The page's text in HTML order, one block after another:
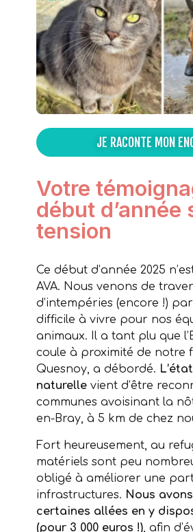
JE RACONTE MON
Votre
début d’année
tension
Ce début d’année 2025
AVA. Nous venons de
d’intempéries (encore !)
difficile à vivre pour nos
animaux. Il a tant plu que
coule à proximité de notre
Quesnoy, a débordé.
naturelle vient d’être
communes avoisinant la
en-Bray, à 5 km de chez
Fort heureusement, au
matériels sont peu
obligé à améliorer une
infrastructures. Nous
certaines allées en y
(pour 3 000 euros !), afin